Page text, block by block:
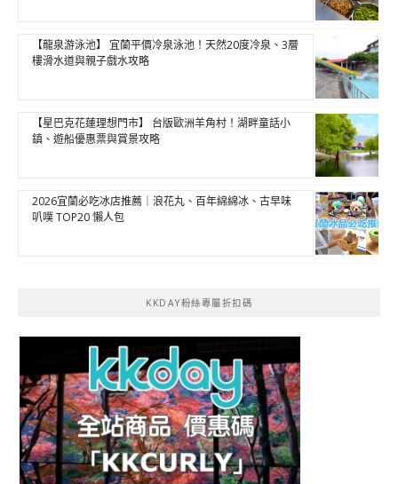
【龍泉游泳池】 宜蘭平價冷泉泳池！天然20度冷泉、3層
樓滑水道與親子戲水攻略
【星巴克花蓮理想門市】 台版歐洲羊角村！湖畔童話小
鎮、遊船優惠票與賞景攻略
2026宜蘭必吃冰店推薦｜浪花丸、百年綿綿冰、古早味
叭噗 TOP20 懶人包
KKDAY粉絲專屬折扣碼